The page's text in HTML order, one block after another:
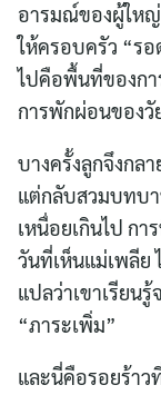
อารมณ์ของผู้ใหญ่
ให้ครอบครัว “ร
ไปคือพื้นที่ของกา
การพักผ่อนของวั
บางครั้งลูกจึงกล
แต่กลับสวมบทบ
เหนื่อยเกินไป กา
วันที่เห็นแม่เพลีย
แปลว่าเขาเรียน
“ภาระเพิ่ม”
และนี่คือรอยร้าว